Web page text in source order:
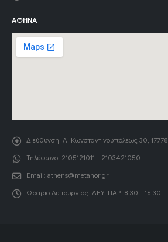
ΑΘΉΝΑ
Διεύθυνση: Λ. Κωνσταντινουπόλεως 30, 17778
Τηλέφωνο: 2105121011 - 2103421050
Email: athens@metanor.gr
Ωράριο Λειτουργίας: ΔΕΥ-ΠΑΡ: 8:30 - 16:30